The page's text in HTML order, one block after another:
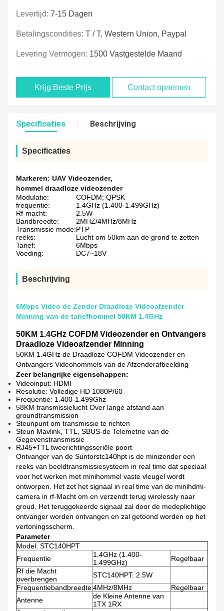
Levertijd: 7-15 Dagen
Betalingscondities: T / T, Western Union, Paypal
Levering Vermogen: 1500 Vastgestelde Maand
Krijg Beste Prijs Contact opnemen
Specificaties Beschrijving
Specificaties
Markeren: UAV Videozender,
hommel draadloze videozender
Modulatie:
COFDM; QPSK
frequentie:
1.4GHz (1.400-1.499GHz)
Rf-macht:
2.5W
Bandbreedte:
2MHZ/4MHz/8MHz
Transmissie mode:PTP
reeks:
Lucht om 50km aan de grond te zetten
Tarief:
6Mbps
Voeding:
DC7~18V
Beschrijving
6Mbps Video de Zender Draadloze Videoafzender
Minning van de tariefhommel 50KM 1.4GHz
50KM 1.4GHz COFDM Videozender en Ontvangers
Draadloze Videoafzender Minning
50KM 1.4GHz de Draadloze COFDM Videozender en
Ontvangers Videohommels van de Afzenderafbeelding
Zeer belangrijke eigenschappen:
Videoinput: HDMI
Resolutie: Volledige HD 1080P/60
Frequentie: 1.400-1.499Ghz
58KM transmissielucht Over lange afstand aan
groundtransmission
Steunpunt om transmissie te richten
Steun Mavlink, TTL, SBUS-de Telemetrie van de
Gegevenstransmissie
RJ45+TTL tweerichtingsseriële poort
Ontvanger van de Suntorstc140hpt is de minizender een
reeks van beeldtransmissiesysteem in real time dat speciaal
voor het werken met minihommel vaste vleugel wordt
ontworpen. Het zet het signaal in real time van de minihdmi-
camera in rf-Macht om en verzendt terug wirelessly naar
groud. Het teruggekeerde signaal zal door de medeplichtige
ontvanger worden ontvangen en zal getoond worden op het
vertoningsscherm.
Parameter
Model: STC140HPT
Frequentie
1.4GHz (1.400-
1.499GHz)
Regelbaar
Rf die Macht
overbrengen
STC140HPT: 2.5W
Frequentiebandbreedte4MHz/8MHz
Regelbaar
Antenne
de Kleine Antenne van
1TX 1RX